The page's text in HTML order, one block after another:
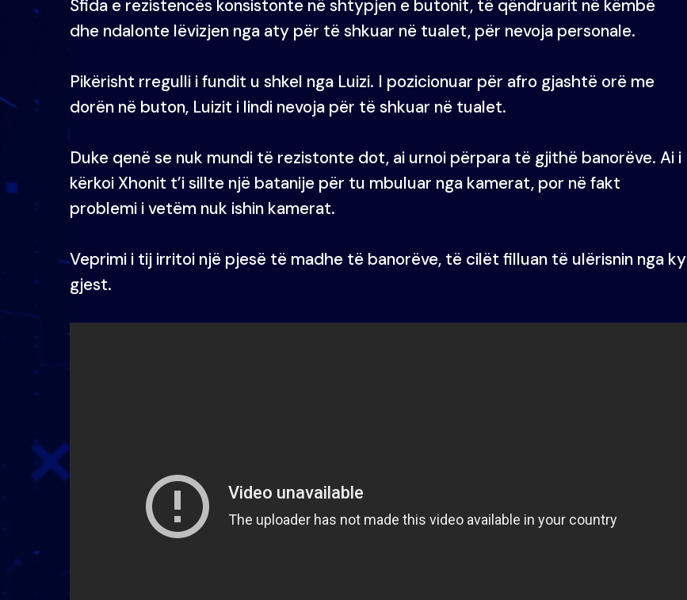
Sfida e rezistencës konsistonte në shtypjen e butonit, të qëndruarit në këmbë
dhe ndalonte lëvizjen nga aty për të shkuar në tualet, për nevoja personale.
Pikërisht rregulli i fundit u shkel nga Luizi. I pozicionuar për afro gjashtë orë me
dorën në buton, Luizit i lindi nevoja për të shkuar në tualet.
Duke qenë se nuk mundi të rezistonte dot, ai urnoi përpara të gjithë banorëve. Ai i
kërkoi Xhonit t’i sillte një batanije për tu mbuluar nga kamerat, por në fakt
problemi i vetëm nuk ishin kamerat.
Veprimi i tij irritoi një pjesë të madhe të banorëve, të cilët filluan të ulërisnin nga ky
gjest.